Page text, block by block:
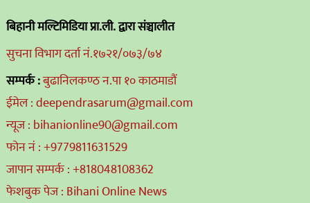
बिहानी मल्टिमिडिया प्रा.ली. द्वारा संञ्चालीत
सुचना विभाग दर्ता नं.१७२१/०७३/७४
सम्पर्क :बुढानिलकण्ठ न.पा १० काठमाडौं
ईमेल : deependrasarum@gmail.com
न्यूज : bihanionline90@gmail.com
फोन नं : +9779811631529
जापान सम्पर्क : +818048108362
फेशबुक पेज : Bihani Online News